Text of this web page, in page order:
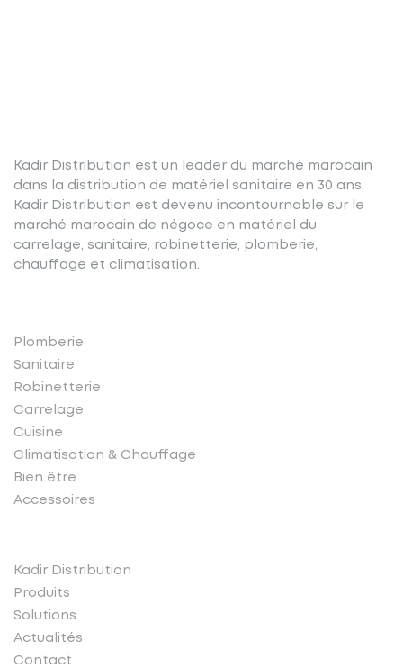
Kadir Distribution est un leader du marché marocain
dans la distribution de matériel sanitaire en 30 ans,
Kadir Distribution est devenu incontournable sur le
marché marocain de négoce en matériel du
carrelage, sanitaire, robinetterie, plomberie,
chauffage et climatisation.
Plomberie
Sanitaire
Robinetterie
Carrelage
Cuisine
Climatisation & Chauffage
Bien être
Accessoires
Kadir Distribution
Produits
Solutions
Actualités
Contact